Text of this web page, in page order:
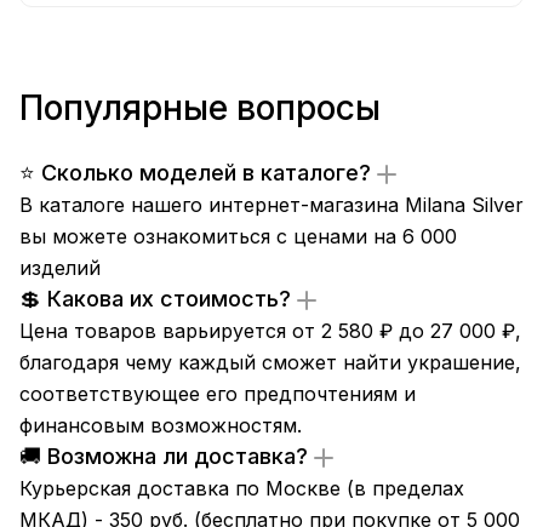
Популярные вопросы
⭐ Сколько моделей в каталоге?
В каталоге нашего интернет-магазина Milana Silver
вы можете ознакомиться с ценами на 6 000
изделий
💲 Какова их стоимость?
Цена товаров варьируется от 2 580 ₽ до 27 000 ₽,
благодаря чему каждый сможет найти украшение,
соответствующее его предпочтениям и
финансовым возможностям.
🚚 Возможна ли доставка?
Курьерская доставка по Москве (в пределах
МКАД) - 350 руб. (бесплатно при покупке от 5 000